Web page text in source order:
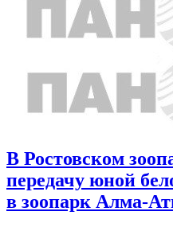
В Ростовском
передачу юной
в зоопарк Алма-